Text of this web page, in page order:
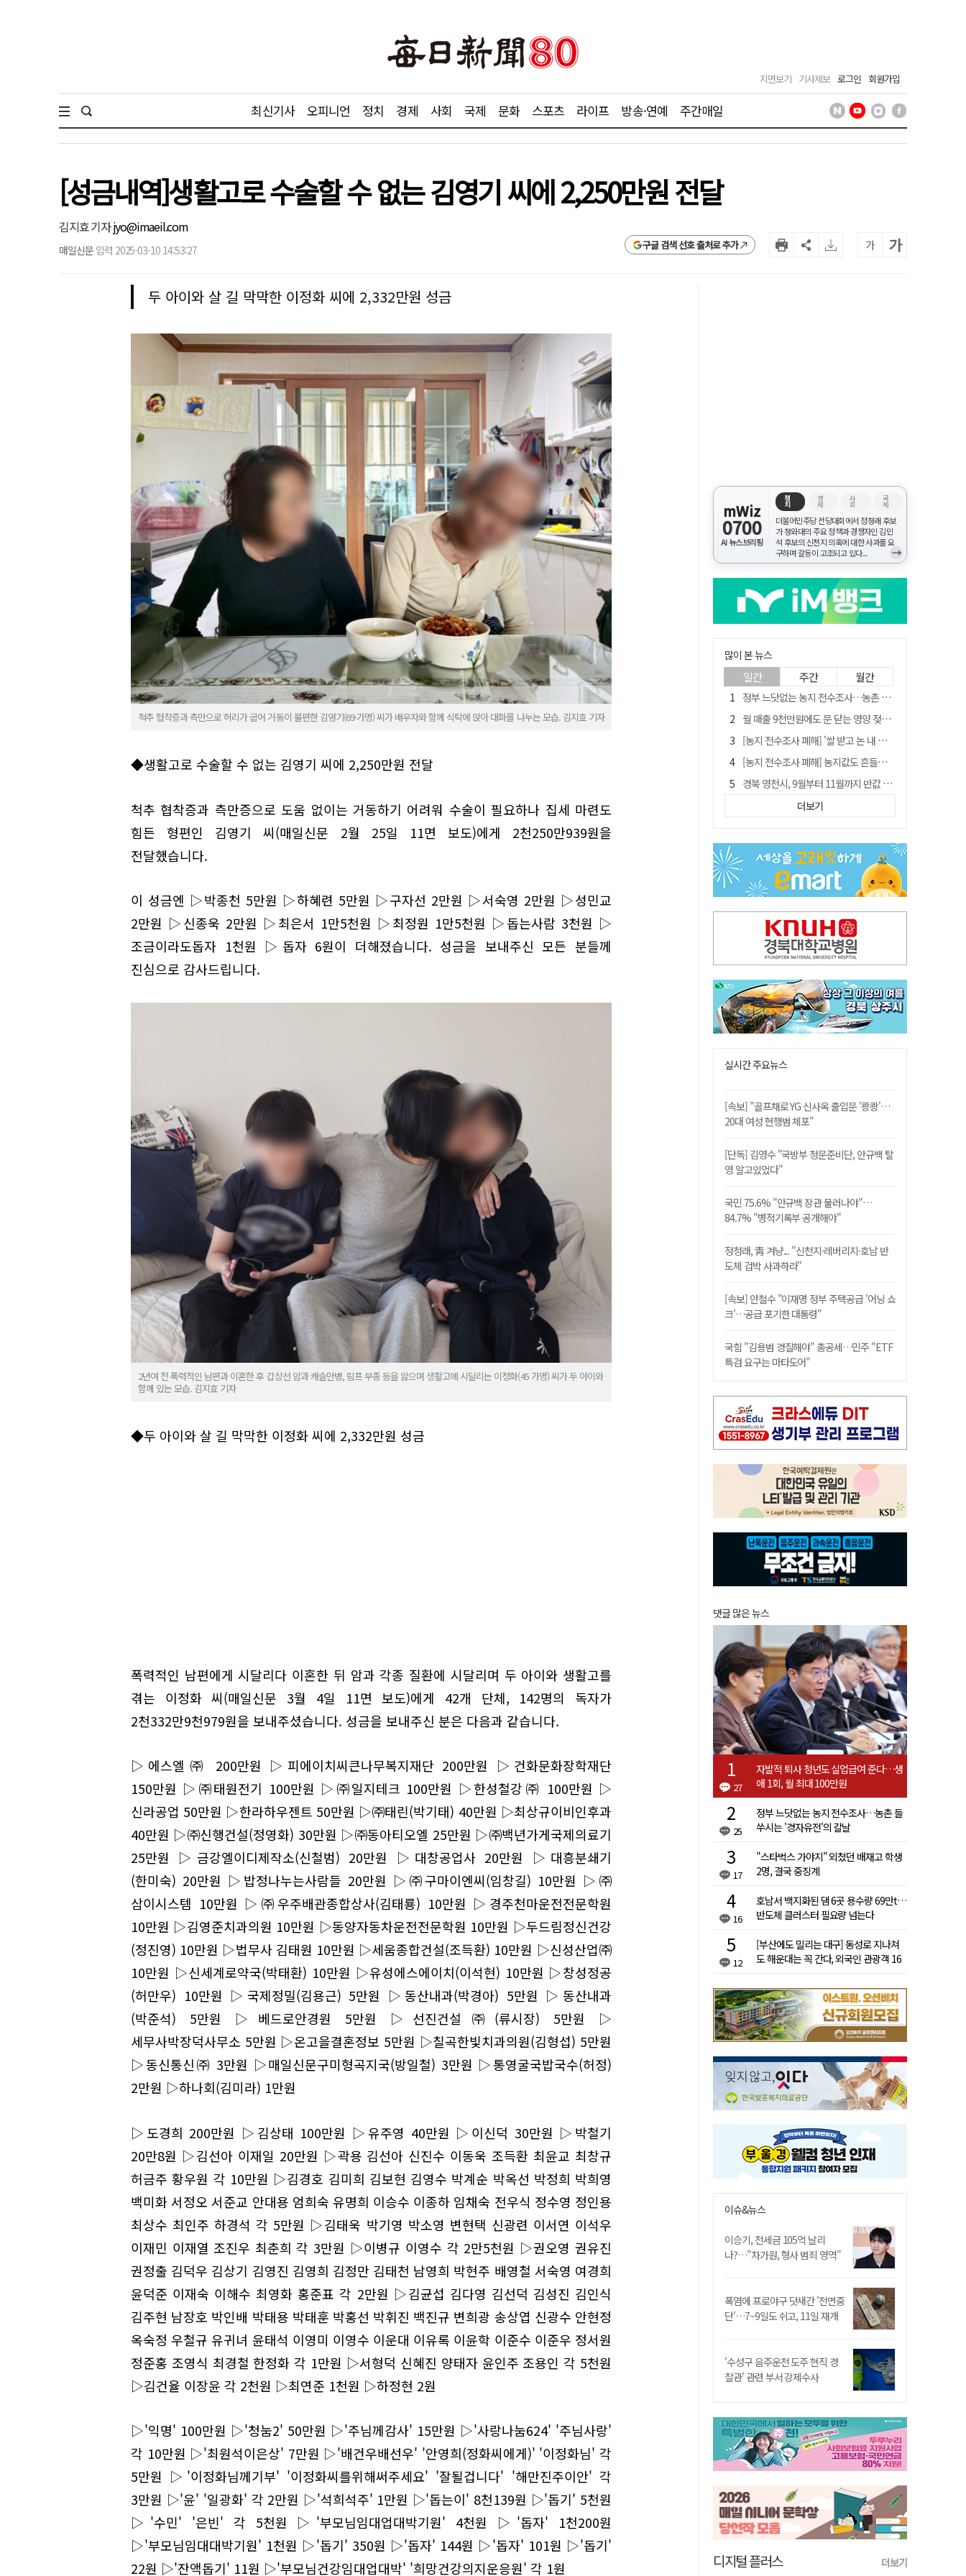
지면보기 기사제보 로그인 회원가입
최신기사 오피니언 정치 경제 사회 국제 문화 스포츠 라이프 방송·연예 주간매일
[성금내역]생활고로 수술할 수 없는 김영기 씨에 2,250만원 전달
김지효 기자jyo@imaeil.com
매일신문 입력 2025-03-10 14:53:27 구글 검색 선호 출처로 추가 가 가
두 아이와 살 길 막막한 이정화 씨에 2,332만원 성금
척추 협착증과 측만으로 허리가 굽어 거동이 불편한 김영기(69·가명) 씨가 배우자와 함께 식탁에 앉아 대화를 나누는 모습. 김지효 기자
◆생활고로 수술할 수 없는 김영기 씨에 2,250만원 전달
척추 협착증과 측만증으로 도움 없이는 거동하기 어려워 수술이 필요하나 집세 마련도
힘든 형편인 김영기 씨(매일신문 2월 25일 11면 보도)에게 2천250만939원을
전달했습니다.
이 성금엔 ▷박종천 5만원 ▷하혜련 5만원 ▷구자선 2만원 ▷서숙영 2만원 ▷성민교
2만원 ▷신종욱 2만원 ▷최은서 1만5천원 ▷최정원 1만5천원 ▷돕는사람 3천원 ▷
조금이라도돕자 1천원 ▷돕자 6원이 더해졌습니다. 성금을 보내주신 모든 분들께
진심으로 감사드립니다.
2년여 전 폭력적인 남편과 이혼한 후 갑상선 암과 캐슬만병, 림프 부종 등을 앓으며 생활고에 시달리는 이정화(45 가명) 씨가 두 아이와
함께 있는 모습. 김지효 기자
◆두 아이와 살 길 막막한 이정화 씨에 2,332만원 성금
폭력적인 남편에게 시달리다 이혼한 뒤 암과 각종 질환에 시달리며 두 아이와 생활고를
겪는 이정화 씨(매일신문 3월 4일 11면 보도)에게 42개 단체, 142명의 독자가
2천332만9천979원을 보내주셨습니다. 성금을 보내주신 분은 다음과 같습니다.
▷에스엘㈜ 200만원 ▷피에이치씨큰나무복지재단 200만원 ▷건화문화장학재단
150만원 ▷㈜태원전기 100만원 ▷㈜일지테크 100만원 ▷한성철강㈜ 100만원 ▷
신라공업 50만원 ▷한라하우젠트 50만원 ▷㈜태린(박기태) 40만원 ▷최상규이비인후과
40만원 ▷㈜신행건설(정영화) 30만원 ▷㈜동아티오엘 25만원 ▷㈜백년가게국제의료기
25만원 ▷금강엘이디제작소(신철범) 20만원 ▷대창공업사 20만원 ▷대흥분쇄기
(한미숙) 20만원 ▷밥정나누는사람들 20만원 ▷㈜구마이엔씨(임창길) 10만원 ▷㈜
삼이시스템 10만원 ▷㈜우주배관종합상사(김태룡) 10만원 ▷경주천마운전전문학원
10만원 ▷김영준치과의원 10만원 ▷동양자동차운전전문학원 10만원 ▷두드림정신건강
(정진영) 10만원 ▷법무사 김태원 10만원 ▷세움종합건설(조득환) 10만원 ▷신성산업㈜
10만원 ▷신세계로약국(박태환) 10만원 ▷유성에스에이치(이석현) 10만원 ▷창성정공
(허만우) 10만원 ▷국제정밀(김용근) 5만원 ▷동산내과(박경아) 5만원 ▷동산내과
(박준석) 5만원 ▷베드로안경원 5만원 ▷선진건설㈜(류시장) 5만원 ▷
세무사박장덕사무소 5만원 ▷온고을결혼정보 5만원 ▷칠곡한빛치과의원(김형섭) 5만원
▷동신통신㈜ 3만원 ▷매일신문구미형곡지국(방일철) 3만원 ▷통영굴국밥국수(허정)
2만원 ▷하나회(김미라) 1만원
▷도경희 200만원 ▷김상태 100만원 ▷유주영 40만원 ▷이신덕 30만원 ▷박철기
20만8원 ▷김선아 이재일 20만원 ▷곽용 김선아 신진수 이동욱 조득환 최윤교 최창규
허금주 황우원 각 10만원 ▷김경호 김미희 김보현 김영수 박계순 박옥선 박정희 박희영
백미화 서정오 서준교 안대용 엄희숙 유명희 이승수 이종하 임채숙 전우식 정수영 정인용
최상수 최인주 하경석 각 5만원 ▷김태욱 박기영 박소영 변현택 신광련 이서연 이석우
이재민 이재열 조진우 최춘희 각 3만원 ▷이병규 이영수 각 2만5천원 ▷권오영 권유진
권정출 김덕우 김상기 김영진 김영희 김정만 김태천 남영희 박현주 배영철 서숙영 여경희
윤덕준 이재숙 이해수 최영화 홍준표 각 2만원 ▷김균섭 김다영 김선덕 김성진 김인식
김주현 남장호 박인배 박태용 박태훈 박홍선 박휘진 백진규 변희광 송상엽 신광수 안현정
옥숙정 우철규 유귀녀 윤태석 이영미 이영수 이운대 이유록 이윤학 이준수 이준우 정서원
정준홍 조영식 최경철 한정화 각 1만원 ▷서형덕 신혜진 양태자 윤인주 조용인 각 5천원
▷김건율 이장윤 각 2천원 ▷최연준 1천원 ▷하정현 2원
▷'익명' 100만원 ▷'청눔2' 50만원 ▷'주님께감사' 15만원 ▷'사랑나눔624' '주님사랑'
각 10만원 ▷'최원석이은상' 7만원 ▷'배건우배선우' '안영희(정화씨에게)' '이정화님' 각
5만원 ▷'이정화님께기부' '이정화씨를위해써주세요' '잘될겁니다' '해만진주이안' 각
3만원 ▷'윤' '일광화' 각 2만원 ▷'석희석주' 1만원 ▷'돕는이' 8천139원 ▷'돕기' 5천원
▷'수민' '은빈' 각 5천원 ▷'부모님임대업대박기원' 4천원 ▷'돕자' 1천200원
▷'부모님임대대박기원' 1천원 ▷'돕기' 350원 ▷'돕자' 144원 ▷'돕자' 101원 ▷'돕기'
22원 ▷'잔액돕기' 11원 ▷'부모님건강임대업대박' '희망건강의지운응원' 각 1원
mWiz
0700
AI 뉴스브리핑
정
치
경
제
사
회
국
제
더불어민주당 전당대회에서 정청래 후보
가 청와대의 주요 정책과 경쟁자인 김민
석 후보의 신천지 의혹에 대한 사과를 요
구하며 갈등이 고조되고 있다...
→
많이 본 뉴스
일간 주간 월간
정부 느닷없는 농지 전수조사…농촌 들쑤시는 '경자유전'의 칼날
월 매출 9천만원에도 문 닫는 영양 젖소농장… "일할 사람이 없어"
[농지 전수조사 폐해] '쌀 받고 논 내 준' 도지농 이제 어쩌나?
[농지 전수조사 폐해] 농지값도 흔들리나…"도지 막히면 헐값 매물 나올 수도"
경북 영천시, 9월부터 11월까지 반값 여행 혜택 제공
'솔리다임 IPO 추진설' SK하이닉스, 주가 9% 급락
[농지 전수조사 폐해] 실경작농·청년농 부담도 커진다
아쉬운 태클
김주수 전 의성군수 공덕비 결국 철거… 문화재법 위반 원상복구
더보기
실시간 주요뉴스
[속보] "골프채로 YG 신사옥 출입문 '쾅쾅'…
20대 여성 현행범 체포"
[단독] 김영수 "국방부 청문준비단, 안규백 탈
영 알고있었다"
국민 75.6% "안규백 장관 물러나야"…
84.7% "병적기록부 공개해야"
정청래, 靑 겨냥... "신천지·레버리지·호남 반
도체 겁박 사과하라"
[속보] 안철수 "이재명 정부 주택공급 '어닝 쇼
크'…공급 포기한 대통령"
국힘 "김용범 경질해야" 총공세…민주 "ETF
특검 요구는 마타도어"
댓글 많은 뉴스
27
자발적 퇴사 청년도 실업급여 준다…생
애 1회, 월 최대 100만원
25
정부 느닷없는 농지 전수조사…농촌 들
쑤시는 '경자유전'의 칼날
17
"스타벅스 가야지" 외쳤던 배재고 학생
2명, 결국 중징계
16
호남서 백지화된 댐 6곳 용수량 69만t…
반도체 클러스터 필요량 넘는다
12
[부산에도 밀리는 대구] 동성로 지나쳐
도 해운대는 꼭 간다, 외국인 관광객 16
이슈&뉴스
이승기, 전세금 105억 날리
나?…"차가원, 형사 범죄 영역"
폭염에 프로야구 닷새간 '전면중
단'…7~9일도 쉬고, 11일 재개
'수성구 음주운전 도주 현직 경
찰관' 관련 부서 강제수사
디지털 플러스 더보기